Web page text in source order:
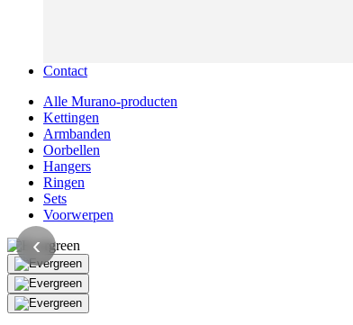
Contact
Alle Murano-producten
Kettingen
Armbanden
Oorbellen
Hangers
Ringen
Sets
Voorwerpen
‹